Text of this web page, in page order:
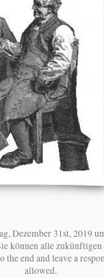
Dezember 31st, 2019
können alle
the end and leave a
allowed.